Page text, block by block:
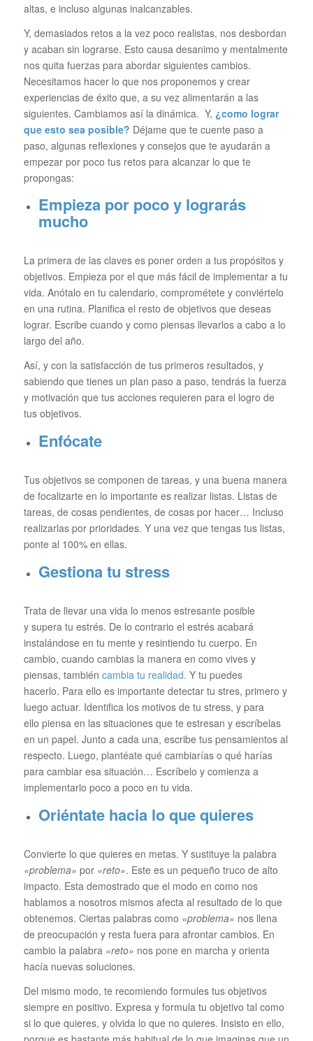
altas, e incluso algunas inalcanzables.
Y, demasiados retos a la vez poco realistas, nos desbordan
y acaban sin lograrse. Esto causa desanimo y mentalmente
nos quita fuerzas para abordar siguientes cambios.
Necesitamos hacer lo que nos proponemos y crear
experiencias de éxito que, a su vez alimentarán a las
siguientes. Cambiamos así la dinámica. Y, ¿como lograr
que esto sea posible? Déjame que te cuente paso a
paso, algunas reflexiones y consejos que te ayudarán a
empezar por poco tus retos para alcanzar lo que te
propongas:
Empieza por poco y lograrás
mucho
La primera de las claves es poner orden a tus propósitos y
objetivos. Empieza por el que más fácil de implementar a tu
vida. Anótalo en tu calendario, comprométete y conviértelo
en una rutina. Planifica el resto de objetivos que deseas
lograr. Escribe cuando y como piensas llevarlos a cabo a lo
largo del año.
Así, y con la satisfacción de tus primeros resultados, y
sabiendo que tienes un plan paso a paso, tendrás la fuerza
y motivación que tus acciones requieren para el logro de
tus objetivos.
Enfócate
Tus objetivos se componen de tareas, y una buena manera
de focalizarte en lo importante es realizar listas. Listas de
tareas, de cosas pendientes, de cosas por hacer… Incluso
realizarlas por prioridades. Y una vez que tengas tus listas,
ponte al 100% en ellas.
Gestiona tu stress
Trata de llevar una vida lo menos estresante posible
y supera tu estrés. De lo contrario el estrés acabará
instalándose en tu mente y resintiendo tu cuerpo. En
cambio, cuando cambias la manera en como vives y
piensas, también cambia tu realidad. Y tu puedes
hacerlo. Para ello es importante detectar tu stres, primero y
luego actuar. Identifica los motivos de tu stress, y para
ello piensa en las situaciones que te estresan y escríbelas
en un papel. Junto a cada una, escribe tus pensamientos al
respecto. Luego, plantéate qué cambiarías o qué harías
para cambiar esa situación… Escríbelo y comienza a
implementarlo poco a poco en tu vida.
Oriéntate hacia lo que quieres
Convierte lo que quieres en metas. Y sustituye la palabra
«problema» por «reto». Este es un pequeño truco de alto
impacto. Esta demostrado que el modo en como nos
hablamos a nosotros mismos afecta al resultado de lo que
obtenemos. Ciertas palabras como «problema» nos llena
de preocupación y resta fuera para afrontar cambios. En
cambio la palabra «reto» nos pone en marcha y orienta
hacía nuevas soluciones.
Del mismo modo, te recomiendo formules tus objetivos
siempre en positivo. Expresa y formula tu objetivo tal como
si lo que quieres, y olvida lo que no quieres. Insisto en ello,